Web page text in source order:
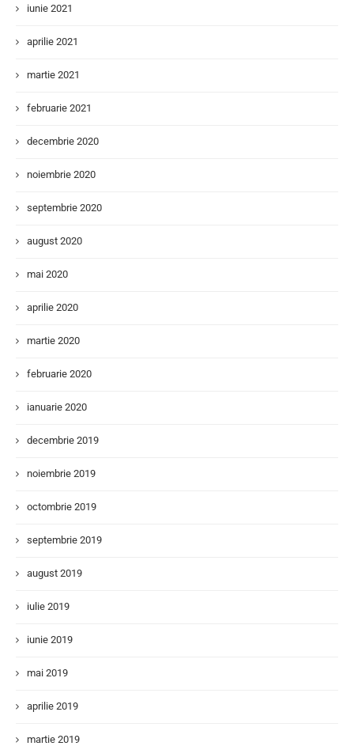
iunie 2021
aprilie 2021
martie 2021
februarie 2021
decembrie 2020
noiembrie 2020
septembrie 2020
august 2020
mai 2020
aprilie 2020
martie 2020
februarie 2020
ianuarie 2020
decembrie 2019
noiembrie 2019
octombrie 2019
septembrie 2019
august 2019
iulie 2019
iunie 2019
mai 2019
aprilie 2019
martie 2019